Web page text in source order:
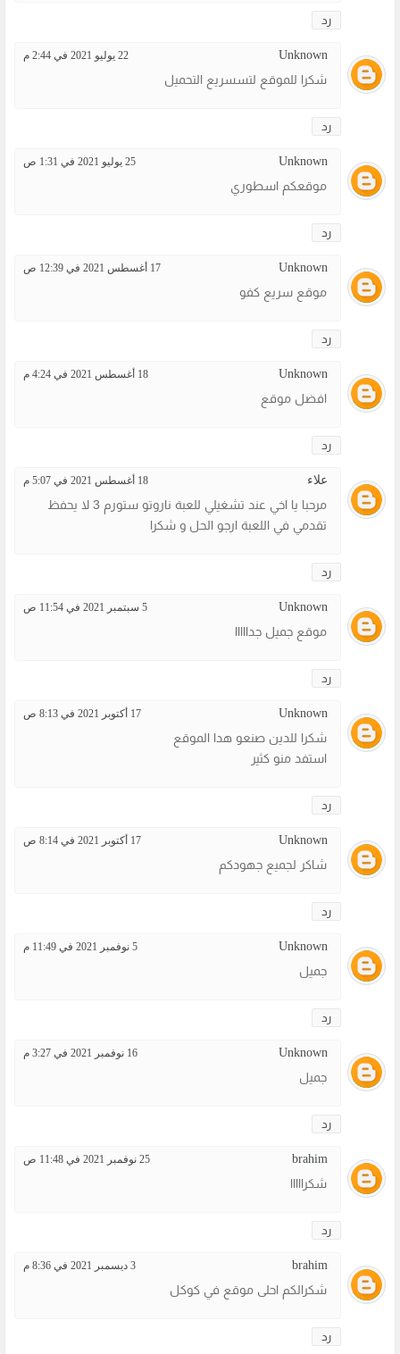
رد
Unknown 22 يوليو 2021 في 2:44 م
شكرا للموقع لتسسريع التحميل
رد
Unknown 25 يوليو 2021 في 1:31 ص
موقعكم اسطوري
رد
Unknown 17 أغسطس 2021 في 12:39 ص
موقع سريع كفو
رد
Unknown 18 أغسطس 2021 في 4:24 م
افضل موقع
رد
علاء 18 أغسطس 2021 في 5:07 م
مرحبا يا اخي عند تشغيلي للعبة ناروتو ستورم 3 لا يحفظ
تقدمي في اللعبة ارجو الحل و شكرا
رد
Unknown 5 سبتمبر 2021 في 11:54 ص
موقع جميل جدااااا
رد
Unknown 17 أكتوبر 2021 في 8:13 ص
شكرا للدين صنعو هدا الموقع
استفد منو كثير
رد
Unknown 17 أكتوبر 2021 في 8:14 ص
شاكر لجميع جهودكم
رد
Unknown 5 نوفمبر 2021 في 11:49 م
جميل
رد
Unknown 16 نوفمبر 2021 في 3:27 م
جميل
رد
brahim 25 نوفمبر 2021 في 11:48 ص
شكرااااا
رد
brahim 3 ديسمبر 2021 في 8:36 م
شكرالكم احلى موقع في كوكل
رد